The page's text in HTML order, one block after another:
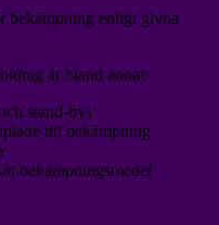
bekämpning enligt givna
är bland annat:
stand-by)
till bekämpning
bekämpningsmedel